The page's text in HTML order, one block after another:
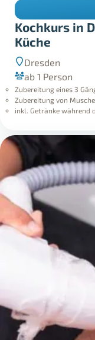
Kochkurs in
Küche
Dresden
ab 1 Person
Zubereitung eines 3
Zubereitung von
inkl. Getränke während